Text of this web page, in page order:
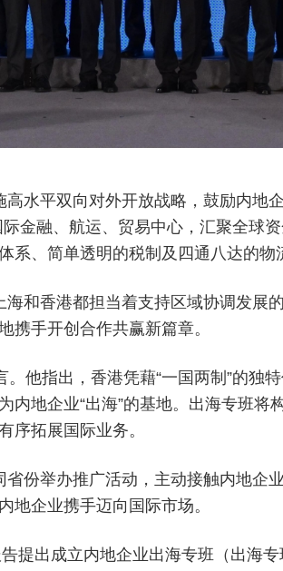
水平双向对外开放战略，鼓励内地
金融、航运、贸易中心，汇聚全球
、简单透明的税制及四通八达的物
和香港都担当着支持区域协调发展
携手开创合作共赢新篇章。
。他指出，香港凭藉“一国两制”的
地企业“出海”的基地。出海专班将
序拓展国际业务。
份举办推广活动，主动接触内地企
地企业携手迈向国际市场。
提出成立内地企业出海专班（出海